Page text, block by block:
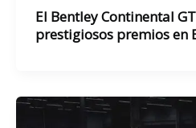
El Bentley Continental
prestigiosos premios en